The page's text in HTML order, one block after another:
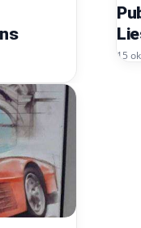
15